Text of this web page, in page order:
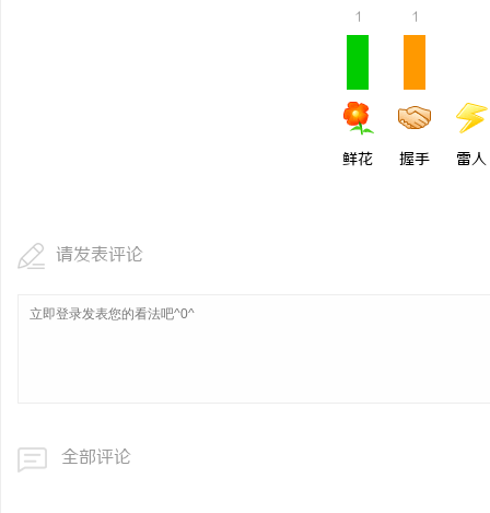
1
鲜花
1
握手 雷人
请发表评论
全部评论